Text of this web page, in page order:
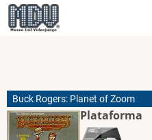
Pasar
al
Buck Rogers: Planet of Zoom
Plataforma